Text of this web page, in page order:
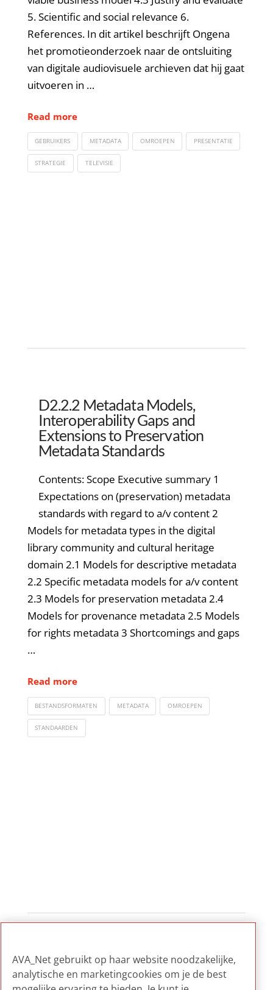
5. Scientific and social relevance 6.
References. In dit artikel beschrijft Ongena
het promotieonderzoek naar de ontsluiting
van digitale audiovisuele archieven dat hij gaat
uitvoeren in …
Read more
GEBRUIKERS METADATA OMROEPEN PRESENTATIE
STRATEGIE TELEVISIE
D2.2.2 Metadata Models,
Interoperability Gaps and
Extensions to Preservation
Metadata Standards
Contents: Scope Executive summary 1
Expectations on (preservation) metadata
standards with regard to a/v content 2
Models for metadata types in the digital
library community and cultural heritage
domain 2.1 Models for descriptive metadata
2.2 Specific metadata models for a/v content
2.3 Models for preservation metadata 2.4
Models for provenance metadata 2.5 Models
for rights metadata 3 Shortcomings and gaps
…
Read more
BESTANDSFORMATEN METADATA OMROEPEN
STANDAARDEN
AVA_Net gebruikt op haar website noodzakelijke,
analytische en marketingcookies om je de best